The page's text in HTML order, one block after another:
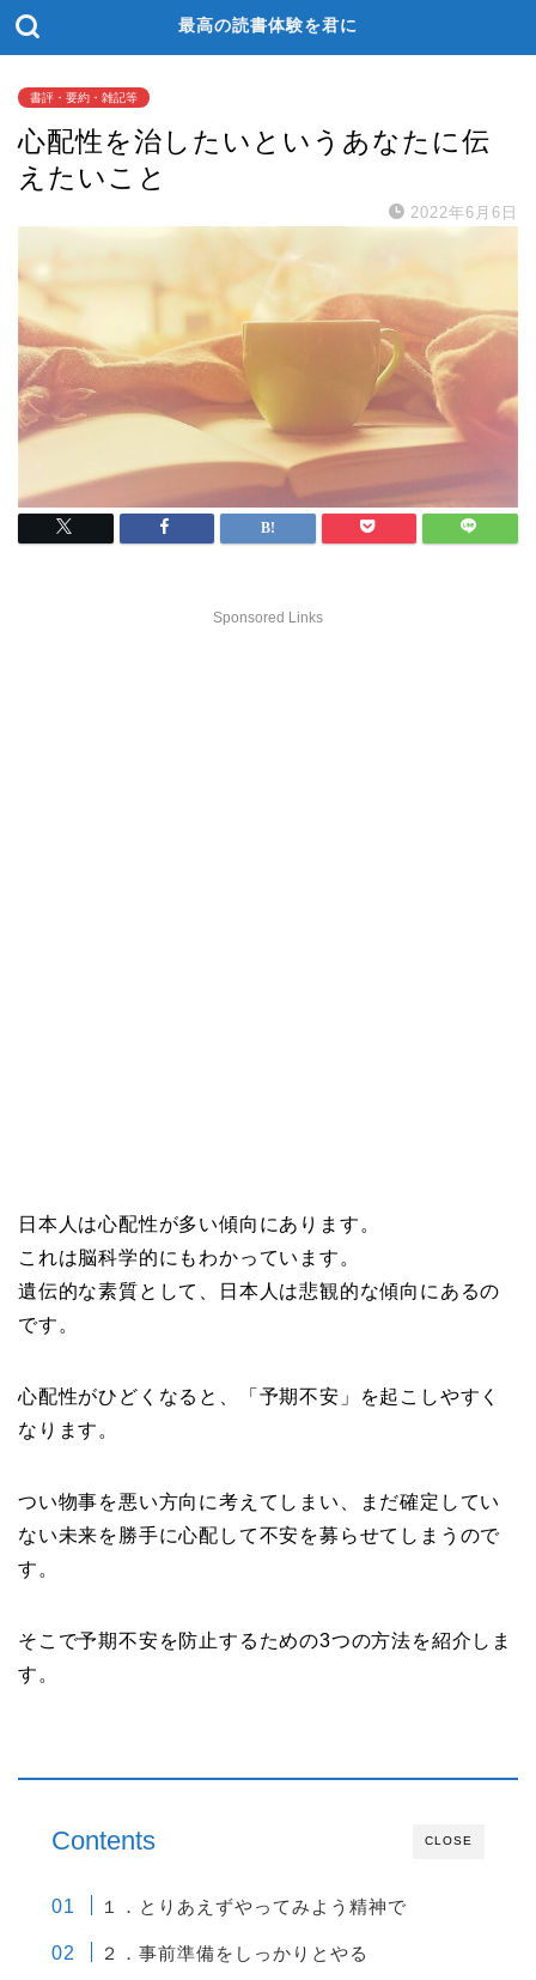
最高の読書体験を君に
書評・要約・雑記等
心配性を治したいというあなたに伝
えたいこと
2022年6月6日
Sponsored Links
日本人は心配性が多い傾向にあります。
これは脳科学的にもわかっています。
遺伝的な素質として、日本人は悲観的な傾向にあるの
です。
心配性がひどくなると、「予期不安」を起こしやすく
なります。
つい物事を悪い方向に考えてしまい、まだ確定してい
ない未来を勝手に心配して不安を募らせてしまうので
す。
そこで予期不安を防止するための3つの方法を紹介しま
す。
CLOSE
Contents
１．とりあえずやってみよう精神で
２．事前準備をしっかりとやる